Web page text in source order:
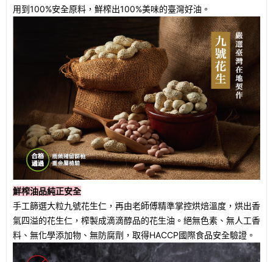
用到100%安全原料，鮮榨出100%美味的臺灣好油。
鮮榨油品純正安全
手工篩選大粒九號花生仁，再由老師傅精準掌控烘焙溫度，烘出香
氣四溢的花生仁，榨製成滴滴醇品的花生油。絕無色素、無人工香
料、無化學添加物、無防腐劑，取得HACCP國際食品安全驗證。